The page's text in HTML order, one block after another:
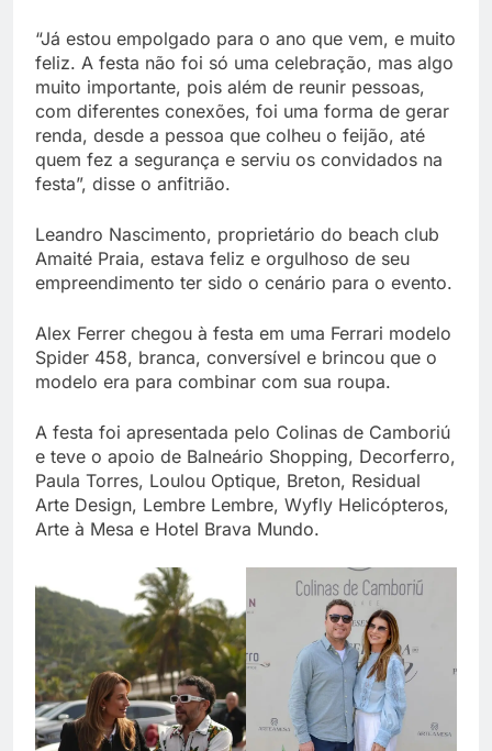
“Já estou empolgado para o ano que vem, e muito
feliz. A festa não foi só uma celebração, mas algo
muito importante, pois além de reunir pessoas,
com diferentes conexões, foi uma forma de gerar
renda, desde a pessoa que colheu o feijão, até
quem fez a segurança e serviu os convidados na
festa”, disse o anfitrião.
Leandro Nascimento, proprietário do beach club
Amaité Praia, estava feliz e orgulhoso de seu
empreendimento ter sido o cenário para o evento.
Alex Ferrer chegou à festa em uma Ferrari modelo
Spider 458, branca, conversível e brincou que o
modelo era para combinar com sua roupa.
A festa foi apresentada pelo Colinas de Camboriú
e teve o apoio de Balneário Shopping, Decorferro,
Paula Torres, Loulou Optique, Breton, Residual
Arte Design, Lembre Lembre, Wyfly Helicópteros,
Arte à Mesa e Hotel Brava Mundo.